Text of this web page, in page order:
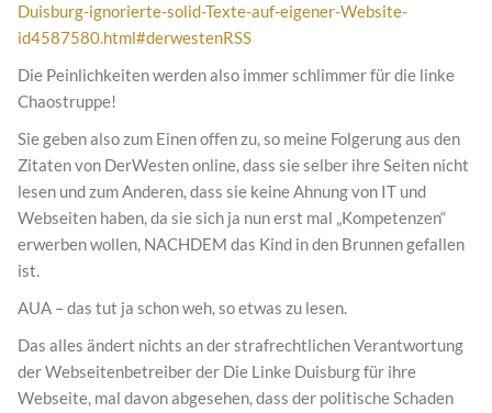
Duisburg-ignorierte-solid-Texte-auf-eigener-Website-
id4587580.html#derwestenRSS
Die Peinlichkeiten werden also immer schlimmer für die linke
Chaostruppe!
Sie geben also zum Einen offen zu, so meine Folgerung aus den
Zitaten von DerWesten online, dass sie selber ihre Seiten nicht
lesen und zum Anderen, dass sie keine Ahnung von IT und
Webseiten haben, da sie sich ja nun erst mal „Kompetenzen“
erwerben wollen, NACHDEM das Kind in den Brunnen gefallen
ist.
AUA – das tut ja schon weh, so etwas zu lesen.
Das alles ändert nichts an der strafrechtlichen Verantwortung
der Webseitenbetreiber der Die Linke Duisburg für ihre
Webseite, mal davon abgesehen, dass der politische Schaden